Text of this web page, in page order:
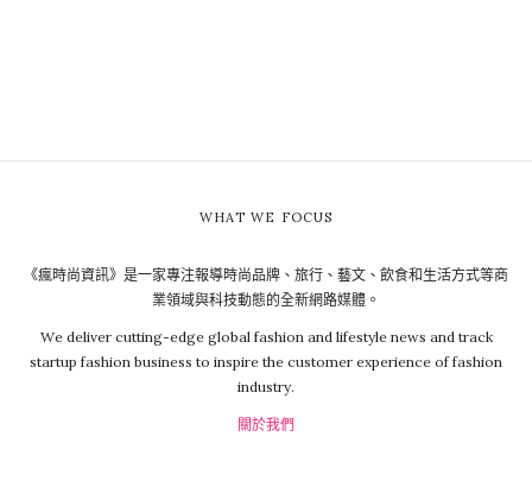
WHAT WE FOCUS
《瘋時尚資訊》是一家專注報導時尚品牌、旅行、藝文、飲食和生活方式等商
業領域與科技動態的全新網路媒體。
We deliver cutting-edge global fashion and lifestyle news and track
startup fashion business to inspire the customer experience of fashion
industry.
關於我們